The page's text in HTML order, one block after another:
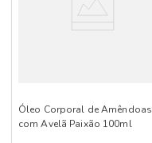
Óleo Corporal de Amêndoas
com Avelã Paixão 100ml